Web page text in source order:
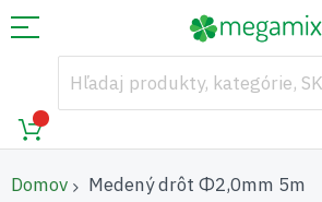
Domov Medený drôt Φ2,0mm 5m